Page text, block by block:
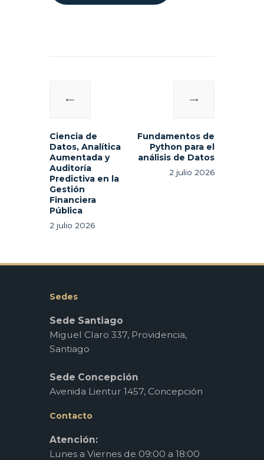
entradas
Ciencia de
Datos, Analítica
Aumentada y
Auditoría
Predictiva en la
Gestión
Financiera
Pública
2 julio 2026
Fundamentos de
Python para el
análisis de Datos
2 julio 2026
Sedes
Sede Santiago
Miguel Claro 337, Providencia,
Santiago
Sede Concepción
Avenida Lientur 1457, Concepción
Contacto
Atención:
Lunes a Viernes de 09:00 a 18:00